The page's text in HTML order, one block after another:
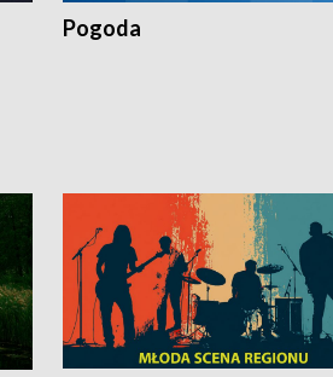
Pogoda